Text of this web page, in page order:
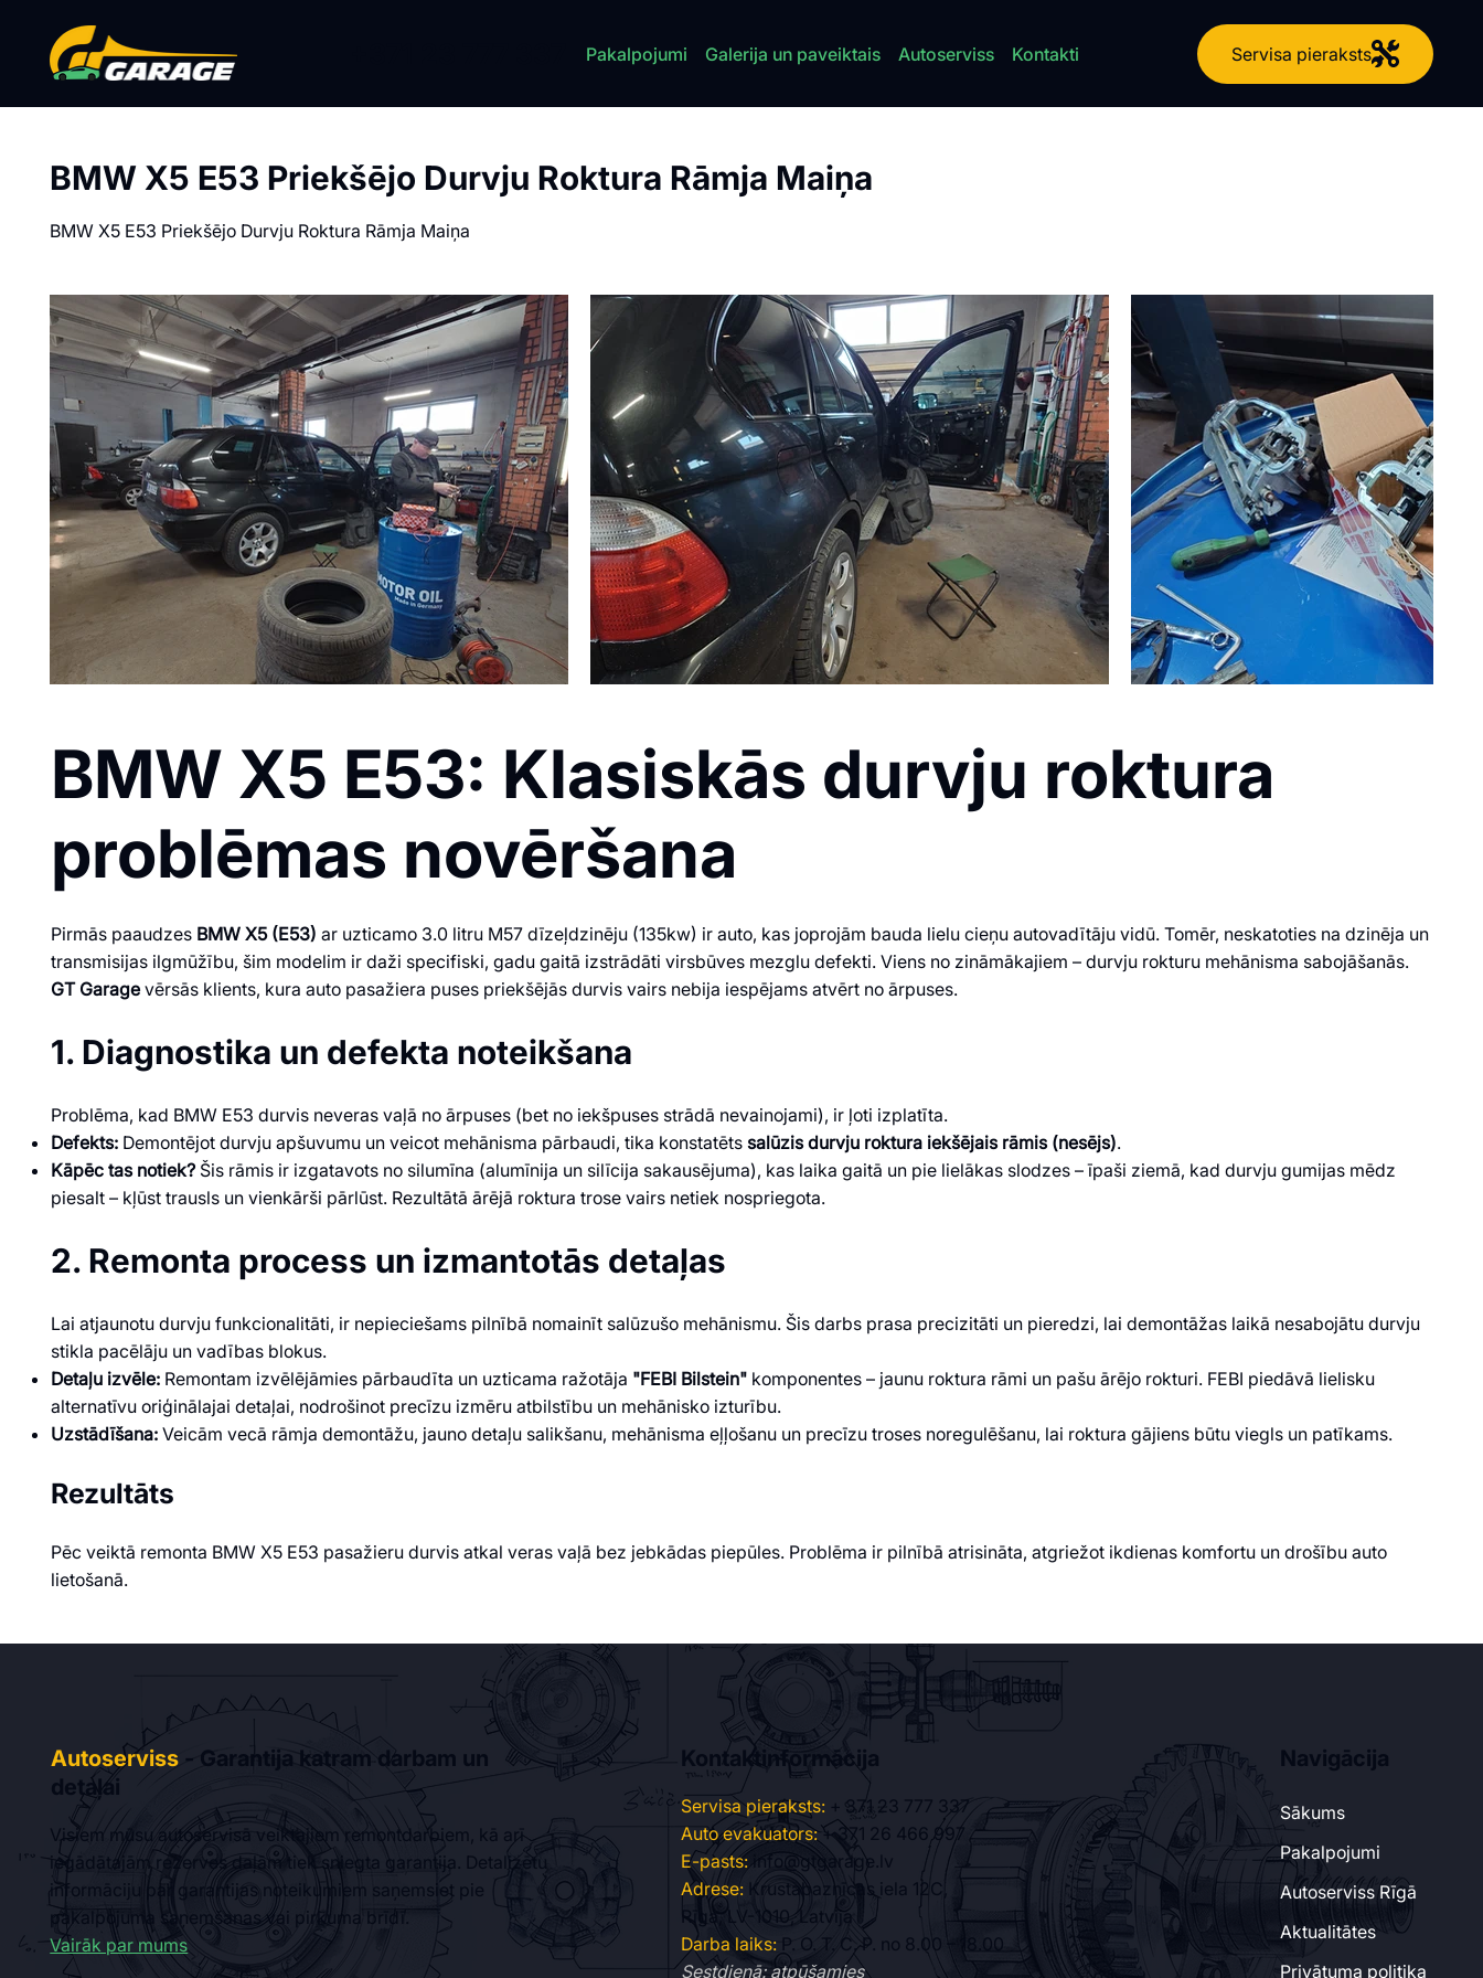
Pakalpojumi Galerija un paveiktais Autoserviss Kontakti Servisa pieraksts
BMW X5 E53 Priekšējo Durvju Roktura Rāmja Maiņa
BMW X5 E53 Priekšējo Durvju Roktura Rāmja Maiņa
BMW X5 E53: Klasiskās durvju roktura
problēmas novēršana
Pirmās paaudzes BMW X5 (E53) ar uzticamo 3.0 litru M57 dīzeļdzinēju (135kw) ir auto, kas joprojām bauda lielu cieņu autovadītāju vidū. Tomēr, neskatoties na dzinēja un
transmisijas ilgmūžību, šim modelim ir daži specifiski, gadu gaitā izstrādāti virsbūves mezglu defekti. Viens no zināmākajiem – durvju rokturu mehānisma sabojāšanās.
GT Garagevērsās klients, kura auto pasažiera puses priekšējās durvis vairs nebija iespējams atvērt no ārpuses.
1. Diagnostika un defekta noteikšana
Problēma, kad BMW E53 durvis neveras vaļā no ārpuses (bet no iekšpuses strādā nevainojami), ir ļoti izplatīta.
Defekts:Demontējot durvju apšuvumu un veicot mehānisma pārbaudi, tika konstatēts salūzis durvju roktura iekšējais rāmis (nesējs).
Kāpēc tas notiek?Šis rāmis ir izgatavots no silumīna (alumīnija un silīcija sakausējuma), kas laika gaitā un pie lielākas slodzes – īpaši ziemā, kad durvju gumijas mēdz
piesalt – kļūst trausls un vienkārši pārlūst. Rezultātā ārējā roktura trose vairs netiek nospriegota.
2. Remonta process un izmantotās detaļas
Lai atjaunotu durvju funkcionalitāti, ir nepieciešams pilnībā nomainīt salūzušo mehānismu. Šis darbs prasa precizitāti un pieredzi, lai demontāžas laikā nesabojātu durvju
stikla pacēlāju un vadības blokus.
Detaļu izvēle:Remontam izvēlējāmies pārbaudīta un uzticama ražotāja "FEBI Bilstein"komponentes – jaunu roktura rāmi un pašu ārējo rokturi. FEBI piedāvā lielisku
alternatīvu oriģinālajai detaļai, nodrošinot precīzu izmēru atbilstību un mehānisko izturību.
Uzstādīšana:Veicām vecā rāmja demontāžu, jauno detaļu salikšanu, mehānisma eļļošanu un precīzu troses noregulēšanu, lai roktura gājiens būtu viegls un patīkams.
Rezultāts
Pēc veiktā remonta BMW X5 E53 pasažieru durvis atkal veras vaļā bez jebkādas piepūles. Problēma ir pilnībā atrisināta, atgriežot ikdienas komfortu un drošību auto
lietošanā.
Autoserviss- Garantija katram darbam un
detaļai
Visiem mūsu autoservisā veiktajiem remontdarbiem, kā arī
iegādātajām rezerves daļām tiek sniegta garantija. Detalizētu
informāciju par garantijas noteikumiem saņemsiet pie
pakalpojuma saņemšanas vai pirkuma brīdī.
Vairāk par mums
Kontaktinformācija
Servisa pieraksts: + 371 23 777 337
Auto evakuators: + 371 26 466 997
E-pasts: info@gtgarage.lv
Adrese: Krustabaznīcas iela 12C,
Rīga, LV-1010, Latvija
Darba laiks: P. O. T. C. P. no 8.00 – 18.00
Sestdienā: atpūšamies
Navigācija
Sākums
Pakalpojumi
Autoserviss Rīgā
Aktualitātes
Privātuma politika